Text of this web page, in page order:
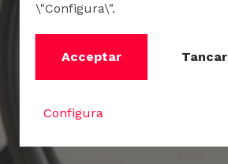
\"Configura\".
Acceptar Tancar
Configura